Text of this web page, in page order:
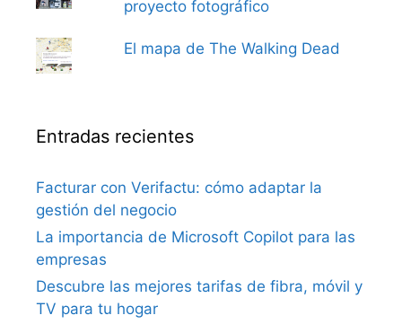
proyecto fotográfico
El mapa de The Walking Dead
Entradas recientes
Facturar con Verifactu: cómo adaptar la
gestión del negocio
La importancia de Microsoft Copilot para las
empresas
Descubre las mejores tarifas de fibra, móvil y
TV para tu hogar